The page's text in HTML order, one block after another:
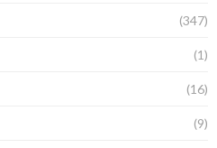
(347)
(1)
(16)
(9)